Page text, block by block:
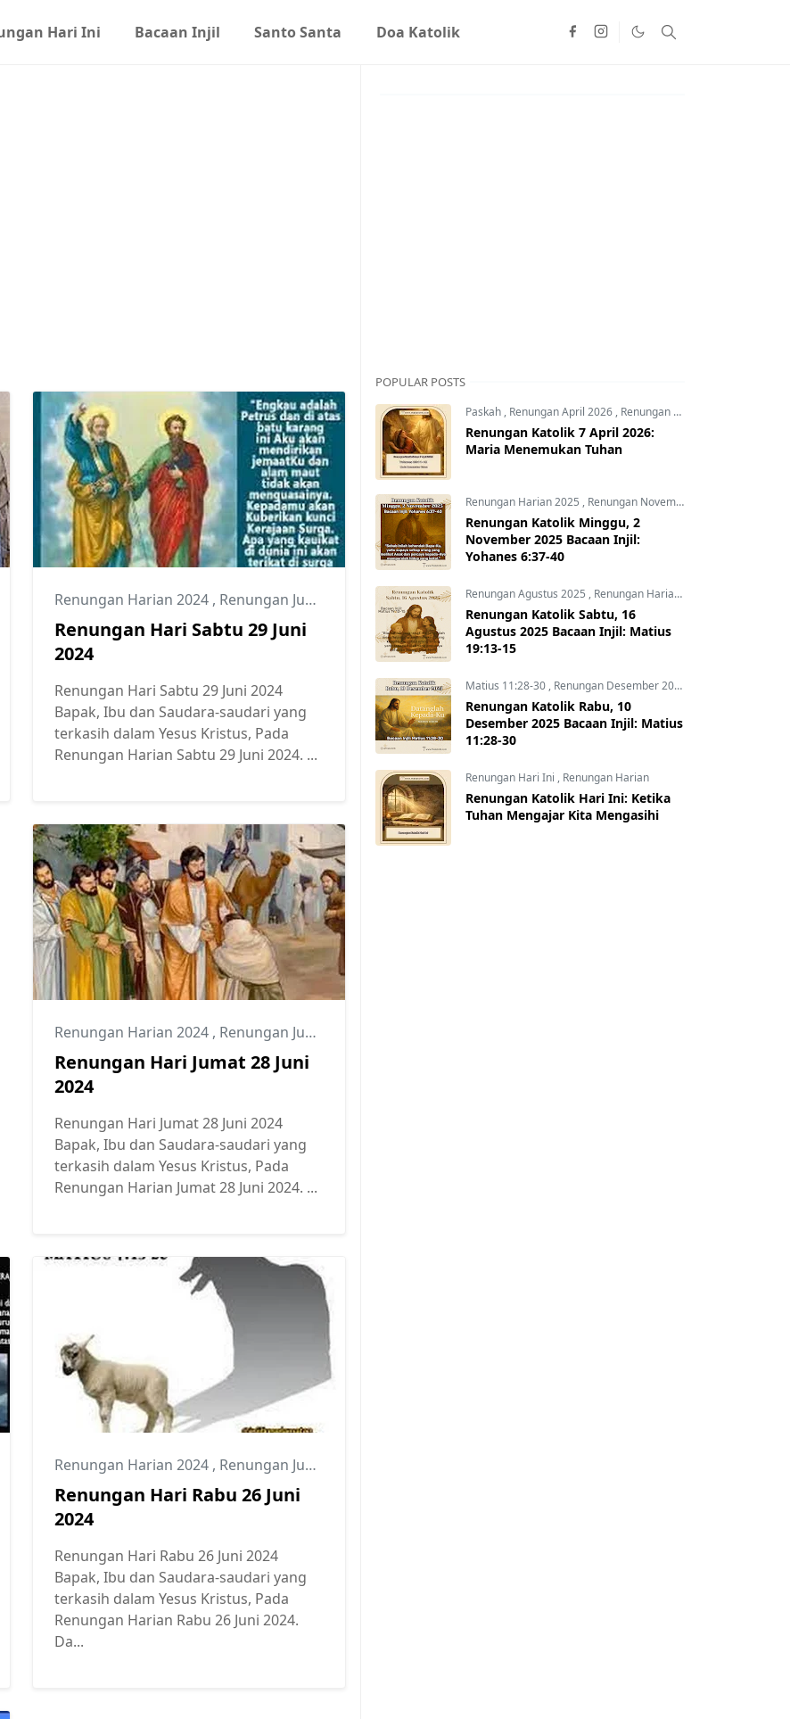
Hari Ini Bacaan Injil Santo Santa Doa Katolik
Renungan Harian 2024 , Renungan Juni 2024
Renungan Hari Sabtu 29 Juni
2024
Renungan Hari Sabtu 29 Juni 2024
Bapak, Ibu dan Saudara-saudari yang
terkasih dalam Yesus Kristus, Pada
Renungan Harian Sabtu 29 Juni 2024. ...
Renungan Harian 2024 , Renungan Juni 2024
Renungan Hari Jumat 28 Juni
2024
Renungan Hari Jumat 28 Juni 2024
Bapak, Ibu dan Saudara-saudari yang
terkasih dalam Yesus Kristus, Pada
Renungan Harian Jumat 28 Juni 2024. ...
Renungan Harian 2024 , Renungan Juni 2024
Renungan Hari Rabu 26 Juni
2024
Renungan Hari Rabu 26 Juni 2024
Bapak, Ibu dan Saudara-saudari yang
terkasih dalam Yesus Kristus, Pada
Renungan Harian Rabu 26 Juni 2024.
Da...
POPULAR POSTS
Paskah , Renungan April 2026 , Renungan Hari Ini
Renungan Katolik 7 April 2026:
Maria Menemukan Tuhan
Renungan Harian 2025 , Renungan November 2025
Renungan Katolik Minggu, 2
November 2025 Bacaan Injil:
Yohanes 6:37-40
Renungan Agustus 2025 , Renungan Harian 2025
Renungan Katolik Sabtu, 16
Agustus 2025 Bacaan Injil: Matius
19:13-15
Matius 11:28-30 , Renungan Desember 2025
Renungan Katolik Rabu, 10
Desember 2025 Bacaan Injil: Matius
11:28-30
Renungan Hari Ini , Renungan Harian
Renungan Katolik Hari Ini: Ketika
Tuhan Mengajar Kita Mengasihi